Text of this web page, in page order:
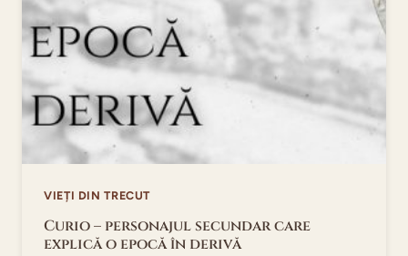
VIEȚI DIN TRECUT
Curio – personajul secundar care
explică o epocă în derivă